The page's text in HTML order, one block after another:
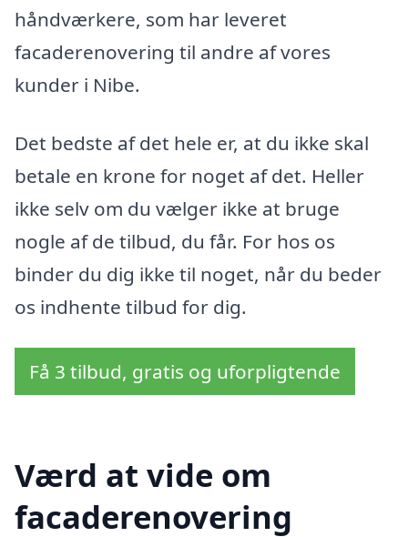
håndværkere, som har leveret
facaderenovering til andre af vores
kunder i Nibe.
Det bedste af det hele er, at du ikke skal
betale en krone for noget af det. Heller
ikke selv om du vælger ikke at bruge
nogle af de tilbud, du får. For hos os
binder du dig ikke til noget, når du beder
os indhente tilbud for dig.
Få 3 tilbud, gratis og uforpligtende
Værd at vide om
facaderenovering